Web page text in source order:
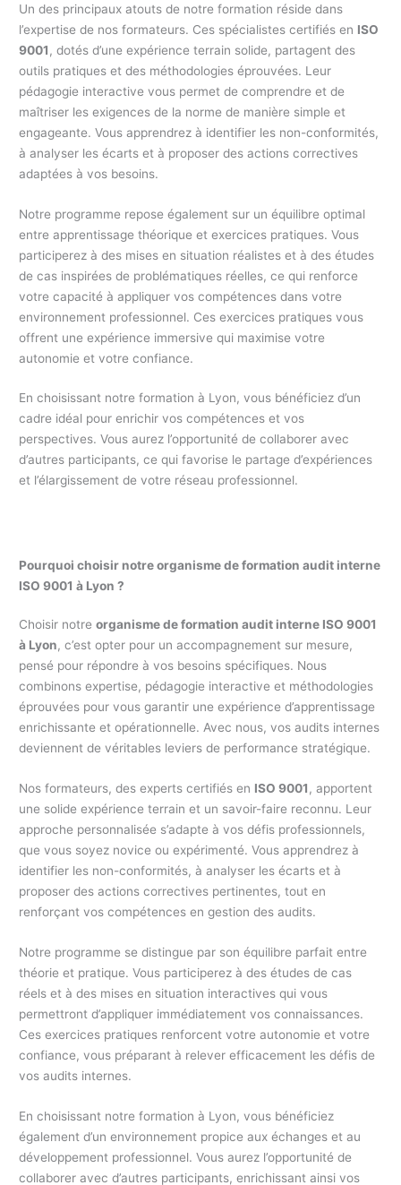
Un des principaux atouts de notre formation réside dans
l’expertise de nos formateurs. Ces spécialistes certifiés en ISO
9001 , dotés d’une expérience terrain solide, partagent des
outils pratiques et des méthodologies éprouvées. Leur
pédagogie interactive vous permet de comprendre et de
maîtriser les exigences de la norme de manière simple et
engageante. Vous apprendrez à identifier les non-conformités,
à analyser les écarts et à proposer des actions correctives
adaptées à vos besoins.
Notre programme repose également sur un équilibre optimal
entre apprentissage théorique et exercices pratiques. Vous
participerez à des mises en situation réalistes et à des études
de cas inspirées de problématiques réelles, ce qui renforce
votre capacité à appliquer vos compétences dans votre
environnement professionnel. Ces exercices pratiques vous
offrent une expérience immersive qui maximise votre
autonomie et votre confiance.
En choisissant notre formation à Lyon, vous bénéficiez d’un
cadre idéal pour enrichir vos compétences et vos
perspectives. Vous aurez l’opportunité de collaborer avec
d’autres participants, ce qui favorise le partage d’expériences
et l’élargissement de votre réseau professionnel.
Pourquoi choisir notre organisme de formation audit interne
ISO 9001 à Lyon ?
Choisir notreorganisme de formation audit interne ISO 9001
à Lyon, c’est opter pour un accompagnement sur mesure,
pensé pour répondre à vos besoins spécifiques. Nous
combinons expertise, pédagogie interactive et méthodologies
éprouvées pour vous garantir une expérience d’apprentissage
enrichissante et opérationnelle. Avec nous, vos audits internes
deviennent de véritables leviers de performance stratégique.
Nos formateurs, des experts certifiés en ISO 9001 , apportent
une solide expérience terrain et un savoir-faire reconnu. Leur
approche personnalisée s’adapte à vos défis professionnels,
que vous soyez novice ou expérimenté. Vous apprendrez à
identifier les non-conformités, à analyser les écarts et à
proposer des actions correctives pertinentes, tout en
renforçant vos compétences en gestion des audits.
Notre programme se distingue par son équilibre parfait entre
théorie et pratique. Vous participerez à des études de cas
réels et à des mises en situation interactives qui vous
permettront d’appliquer immédiatement vos connaissances.
Ces exercices pratiques renforcent votre autonomie et votre
confiance, vous préparant à relever efficacement les défis de
vos audits internes.
En choisissant notre formation à Lyon, vous bénéficiez
également d’un environnement propice aux échanges et au
développement professionnel. Vous aurez l’opportunité de
collaborer avec d’autres participants, enrichissant ainsi vos